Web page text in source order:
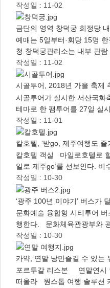
작성일 : 11-02
금단의 영역 창덕궁 희정당
예매는 5일부터·회당 15명
청 창덕궁관리소는 내부 관
작성일 : 11-02
시골투어, 2018년 가을 축제
시골투어가 실시한 서산국
테마로 한 팸투어를 27일 실
작성일 : 11-01
칼호텔, ‘받go, 제주여행도
칼호텔 객실 마일로호텔로
일로 제주go’를 선보인다.
작성일 : 10-30
‘광주 100년 이야기’ 버스가
문화예술 융합형 시티투어
행한다. 문화체육관광부와
작성일 : 10-30
카약, 연말 낭만즐길 수 있는
포르투갈 리스본 연말연시
떠올라 원스톱 여행 솔루션